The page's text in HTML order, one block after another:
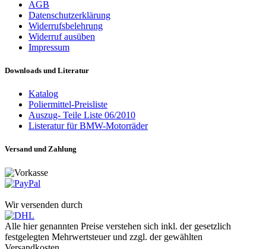
AGB
Datenschutzerklärung
Widerrufsbelehrung
Widerruf ausüben
Impressum
Downloads und Literatur
Katalog
Poliermittel-Preisliste
Auszug- Teile Liste 06/2010
Listeratur für BMW-Motorräder
Versand und Zahlung
Wir versenden durch
Alle hier genannten Preise verstehen sich inkl. der gesetzlich
festgelegten Mehrwertsteuer und zzgl. der gewählten